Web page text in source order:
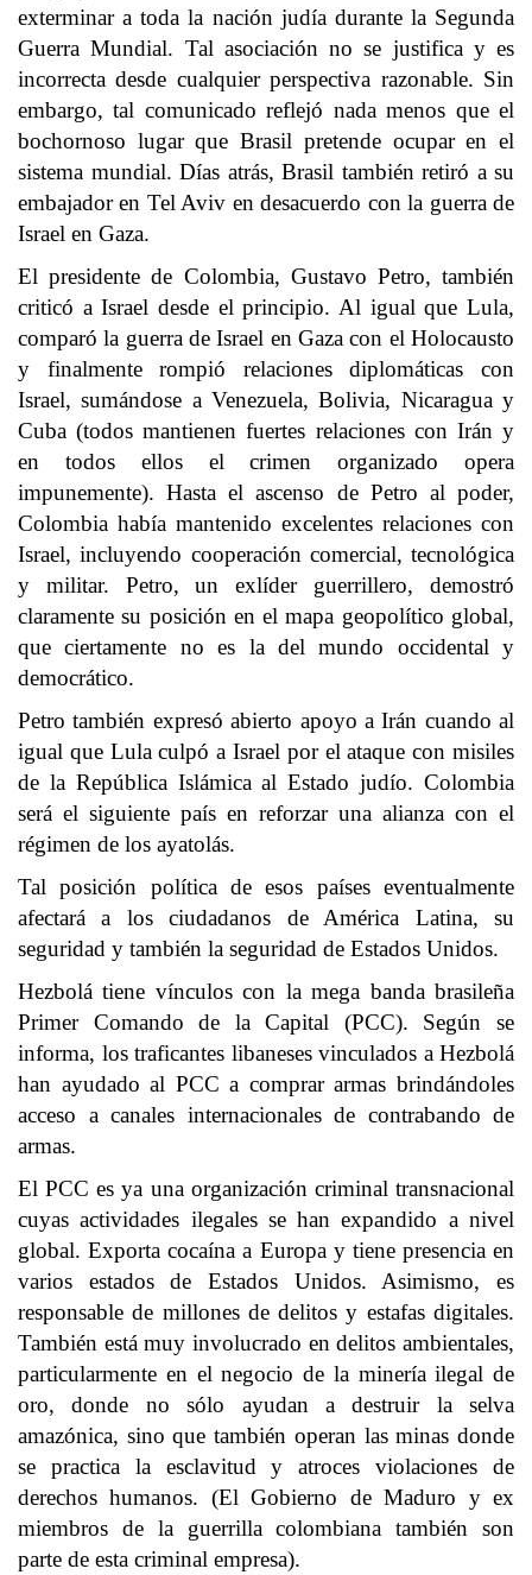
exterminar a toda la nación judía durante la Segunda
Guerra Mundial. Tal asociación no se justifica y es
incorrecta desde cualquier perspectiva razonable. Sin
embargo, tal comunicado reflejó nada menos que el
bochornoso lugar que Brasil pretende ocupar en el
sistema mundial. Días atrás, Brasil también retiró a su
embajador en Tel Aviv en desacuerdo con la guerra de
Israel en Gaza.
El presidente de Colombia, Gustavo Petro, también
criticó a Israel desde el principio. Al igual que Lula,
comparó la guerra de Israel en Gaza con el Holocausto
y finalmente rompió relaciones diplomáticas con
Israel, sumándose a Venezuela, Bolivia, Nicaragua y
Cuba (todos mantienen fuertes relaciones con Irán y
en todos ellos el crimen organizado opera
impunemente). Hasta el ascenso de Petro al poder,
Colombia había mantenido excelentes relaciones con
Israel, incluyendo cooperación comercial, tecnológica
y militar. Petro, un exlíder guerrillero, demostró
claramente su posición en el mapa geopolítico global,
que ciertamente no es la del mundo occidental y
democrático.
Petro también expresó abierto apoyo a Irán cuando al
igual que Lula culpó a Israel por el ataque con misiles
de la República Islámica al Estado judío. Colombia
será el siguiente país en reforzar una alianza con el
régimen de los ayatolás.
Tal posición política de esos países eventualmente
afectará a los ciudadanos de América Latina, su
seguridad y también la seguridad de Estados Unidos.
Hezbolá tiene vínculos con la mega banda brasileña
Primer Comando de la Capital (PCC). Según se
informa, los traficantes libaneses vinculados a Hezbolá
han ayudado al PCC a comprar armas brindándoles
acceso a canales internacionales de contrabando de
armas.
El PCC es ya una organización criminal transnacional
cuyas actividades ilegales se han expandido a nivel
global. Exporta cocaína a Europa y tiene presencia en
varios estados de Estados Unidos. Asimismo, es
responsable de millones de delitos y estafas digitales.
También está muy involucrado en delitos ambientales,
particularmente en el negocio de la minería ilegal de
oro, donde no sólo ayudan a destruir la selva
amazónica, sino que también operan las minas donde
se practica la esclavitud y atroces violaciones de
derechos humanos. (El Gobierno de Maduro y ex
miembros de la guerrilla colombiana también son
parte de esta criminal empresa).